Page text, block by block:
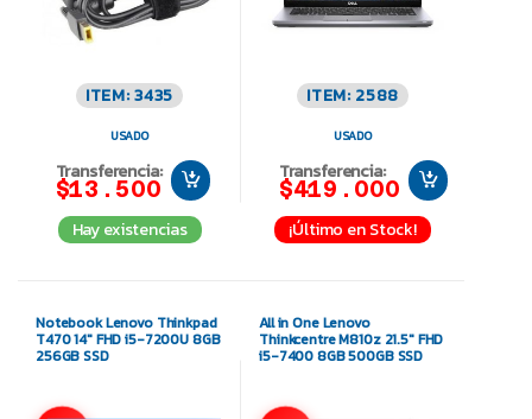
ITEM: 3435
USADO
Transferencia:
$13.500
Hay existencias
ITEM: 2588
USADO
Transferencia:
$419.000
¡Último en Stock!
Notebook Lenovo Thinkpad
T470 14″ FHD i5-7200U 8GB
256GB SSD
All in One Lenovo
Thinkcentre M810z 21.5″ FHD
i5-7400 8GB 500GB SSD